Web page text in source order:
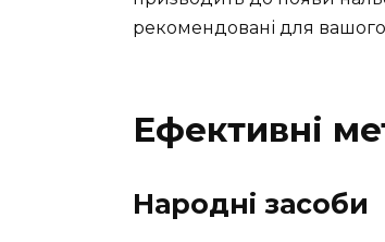
рекомендовані для
Ефективні
Народні засоби